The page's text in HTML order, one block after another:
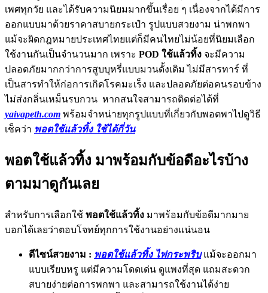
เพศทุกวัย และได้รับความนิยมมากขึ้นเรื่อย ๆ เนื่องจากได้มีการ
ออกแบบมาด้วยราคาสบายกระเป๋า รูปแบบสวยงาม น่าพกพา
แม้จะผิดกฎหมายประเทศไทยแต่ก็มีคนไทยไม่น้อยที่นิยมเลือก
ใช้งานกันเป็นจำนวนมาก เพราะ POD ใช้แล้วทิ้ง จะมีความ
ปลอดภัยมากกว่าการสูบบุหรี่แบบมวนดั้งเดิม ไม่มีสารทาร์ ที่
เป็นสารทำให้ก่อการเกิดโรคมะเร็ง และปลอดภัยต่อคนรอบข้าง
ไม่ส่งกลิ่นเหม็นรบกวน หากสนใจสามารถติดต่อได้ที่
yaivapeth.com พร้อมจำหน่ายทุกรูปแบบที่เกี่ยวกับพอตพาไปดูวิธี
เช็คว่า พอตใช้แล้วทิ้ง ใช้ได้กี่วัน
พอตใช้แล้วทิ้ง มาพร้อมกับข้อดีอะไรบ้าง
ตามมาดูกันเลย
สำหรับการเลือกใช้ พอตใช้แล้วทิ้ง มาพร้อมกับข้อดีมากมาย
บอกได้เลยว่าตอบโจทย์ทุกการใช้งานอย่างแน่นอน
ดีไซน์สวยงาม : พอตใช้แล้วทิ้ง ไฟกระพริบแม้จะออกมา
แบบเรียบหรู แต่มีความโดดเด่น ดูแพงที่สุด แถมสะดวก
สบายง่ายต่อการพกพา และสามารถใช้งานได้ง่าย